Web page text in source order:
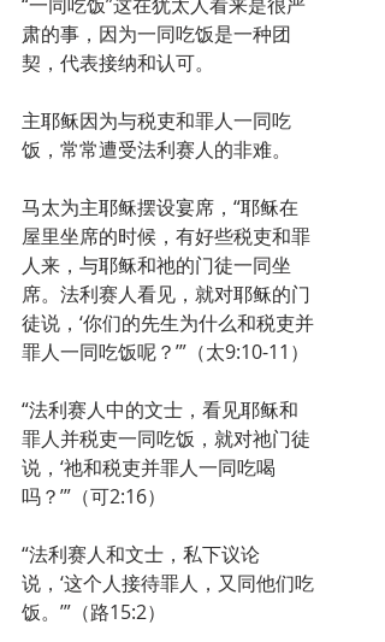
肃的事，因为一同吃饭是一种团
契，代表接纳和认可。
主耶稣因为与税吏和罪人一同吃
饭，常常遭受法利赛人的非难。
马太为主耶稣摆设宴席，“耶稣在
屋里坐席的时候，有好些税吏和罪
人来，与耶稣和祂的门徒一同坐
席。法利赛人看见，就对耶稣的门
徒说，‘你们的先生为什么和税吏并
罪人一同吃饭呢？’”（太9:10-11）
“法利赛人中的文士，看见耶稣和
罪人并税吏一同吃饭，就对祂门徒
说，‘祂和税吏并罪人一同吃喝
吗？’”（可2:16）
“法利赛人和文士，私下议论
说，‘这个人接待罪人，又同他们吃
饭。’”（路15:2）